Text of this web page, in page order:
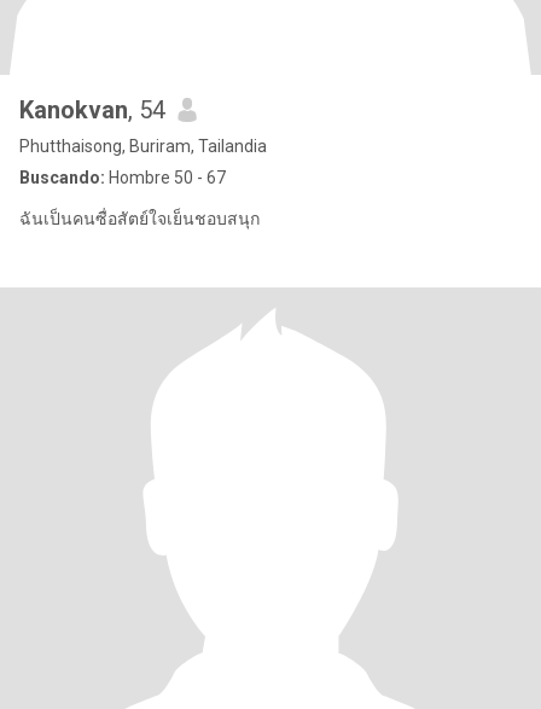
Kanokvan, 54
Phutthaisong, Buriram, Tailandia
Buscando: Hombre 50 - 67
ฉันเป็นคนซื่อสัตย์ใจเย็นชอบสนุก